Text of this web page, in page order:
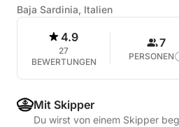
Baja Sardinia, Italien
4.9
27
BEWERTUNGEN
7
PERSONEN
Mit Skipper
Du wirst von einem Skipper